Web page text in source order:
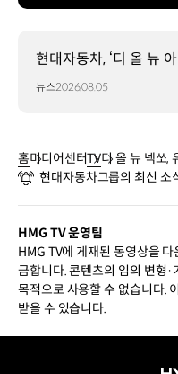
현대자동차, ‘디 올 뉴
뉴스2026.08.05
홈미디어센터TV디 올 뉴 넥쏘,
동차
현대자동차그룹의 최신 소
HMG TV 운영팀
HMG TV에 게재된 동영상을
금합니다. 콘텐츠의 임의 변형
목적으로 사용할 수 없습니다.
받을 수 있습니다.